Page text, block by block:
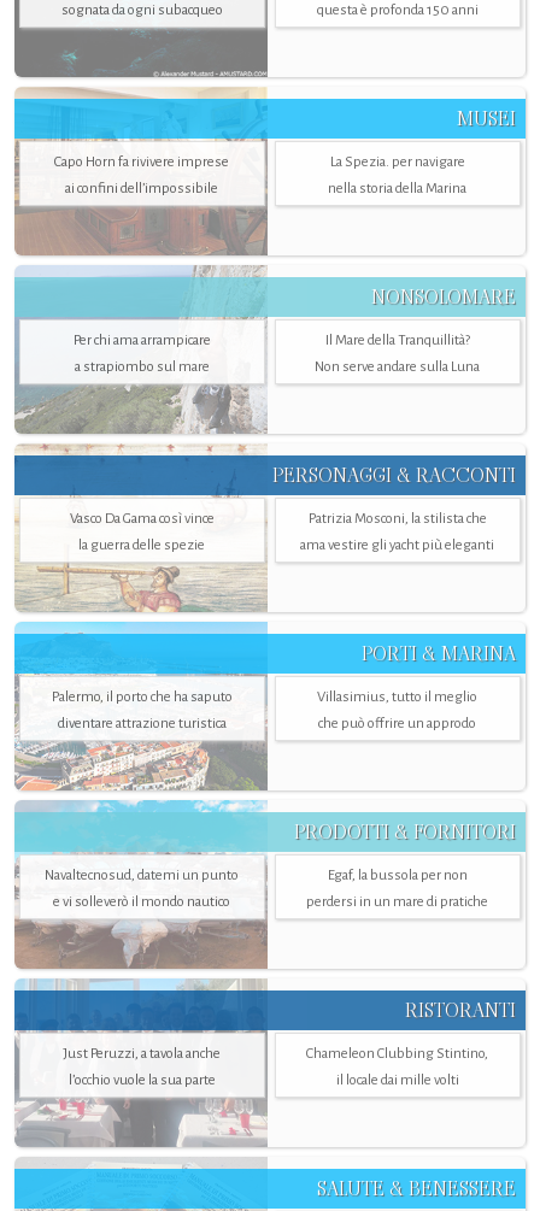
sognata da ogni subacqueo
questa è profonda 150 anni
MUSEI
Capo Horn fa rivivere imprese
ai confini dell’impossibile
La Spezia. per navigare
nella storia della Marina
NONSOLOMARE
Per chi ama arrampicare
a strapiombo sul mare
Il Mare della Tranquillità?
Non serve andare sulla Luna
PERSONAGGI & RACCONTI
Vasco Da Gama così vince
la guerra delle spezie
Patrizia Mosconi, la stilista che
ama vestire gli yacht più eleganti
PORTI & MARINA
Palermo, il porto che ha saputo
diventare attrazione turistica
Villasimius, tutto il meglio
che può offrire un approdo
PRODOTTI & FORNITORI
Navaltecnosud, datemi un punto
e vi solleverò il mondo nautico
Egaf, la bussola per non
perdersi in un mare di pratiche
RISTORANTI
Just Peruzzi, a tavola anche
l’occhio vuole la sua parte
Chameleon Clubbing Stintino,
il locale dai mille volti
SALUTE & BENESSERE